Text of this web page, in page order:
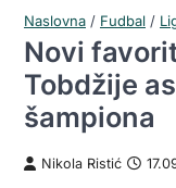
Naslovna / Fudbal /
Novi
Tobdžije
šampiona
Nikola Ristić